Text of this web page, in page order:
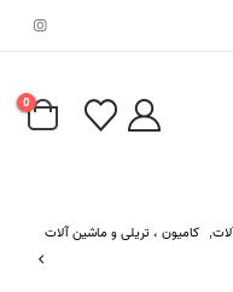
0
, کامیون ، تریلی و ماشین آلات